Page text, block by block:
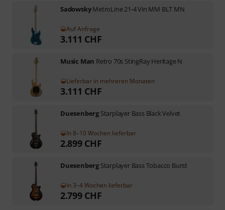
SadowskyMetroLine 21-4 Vin MM BLT MN
Auf Anfrage
3.111 CHF
Music Man Retro 70s StingRay Heritage N
Lieferbar in mehreren Monaten
3.111 CHF
Duesenberg Starplayer Bass Black Velvet
In 8–10 Wochen lieferbar
2.899 CHF
Duesenberg Starplayer Bass Tobacco Burst
In 3–4 Wochen lieferbar
2.799 CHF